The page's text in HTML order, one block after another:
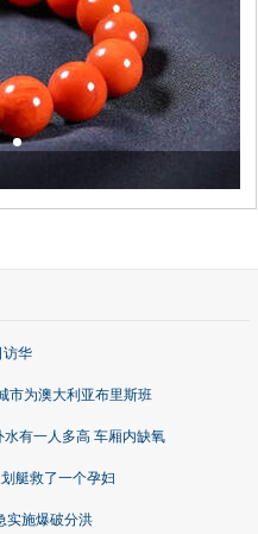
访华
市为澳大利亚布里斯班
有一人多高 车厢内缺氧
艇救了一个孕妇
实施爆破分洪